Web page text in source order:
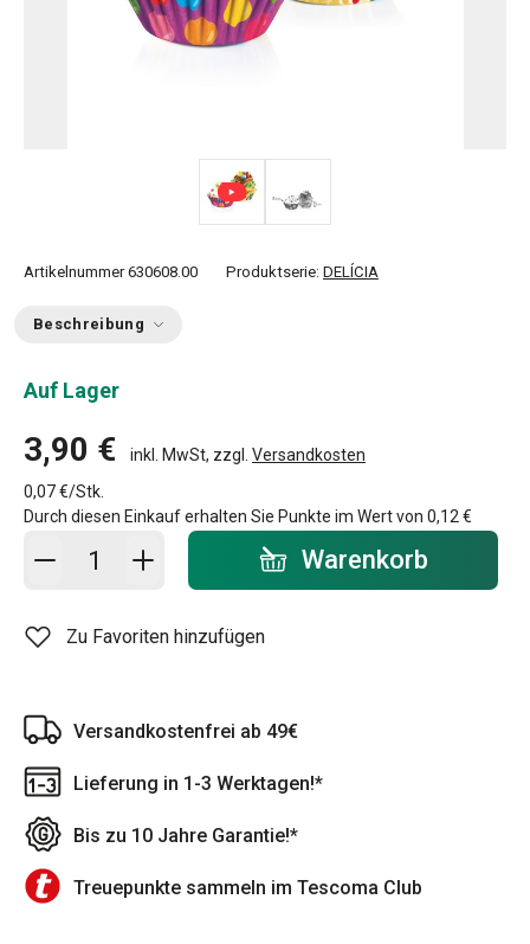
Artikelnummer 630608.00 Produktserie: DELÍCIA
Beschreibung
Auf Lager
3,90 € inkl. MwSt, zzgl. Versandkosten
0,07 €/Stk.
Durch diesen Einkauf erhalten Sie Punkte im Wert von 0,12 €
In den Warenkorb - Menge Warenkorb
Zu Favoriten hinzufügen
Versandkostenfrei ab 49€
Lieferung in 1-3 Werktagen!*
Bis zu 10 Jahre Garantie!*
Treuepunkte sammeln im Tescoma Club